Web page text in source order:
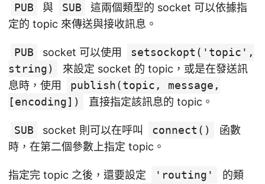
PUB 與 SUB
這兩個類型的 socket 可以依據指
定的 topic 來傳送與接收訊息。
PUB socket 可以使用
setsockopt('topic',
string)
來設定 socket 的 topic，或是在發送訊
息時，使用
publish(topic, message,
[encoding])
直接指定該訊息的 topic。
SUB socket 則可以在呼叫 connect()
函數
時，在第二個參數上指定 topic。
指定完 topic 之後，還要設定 'routing'
的類